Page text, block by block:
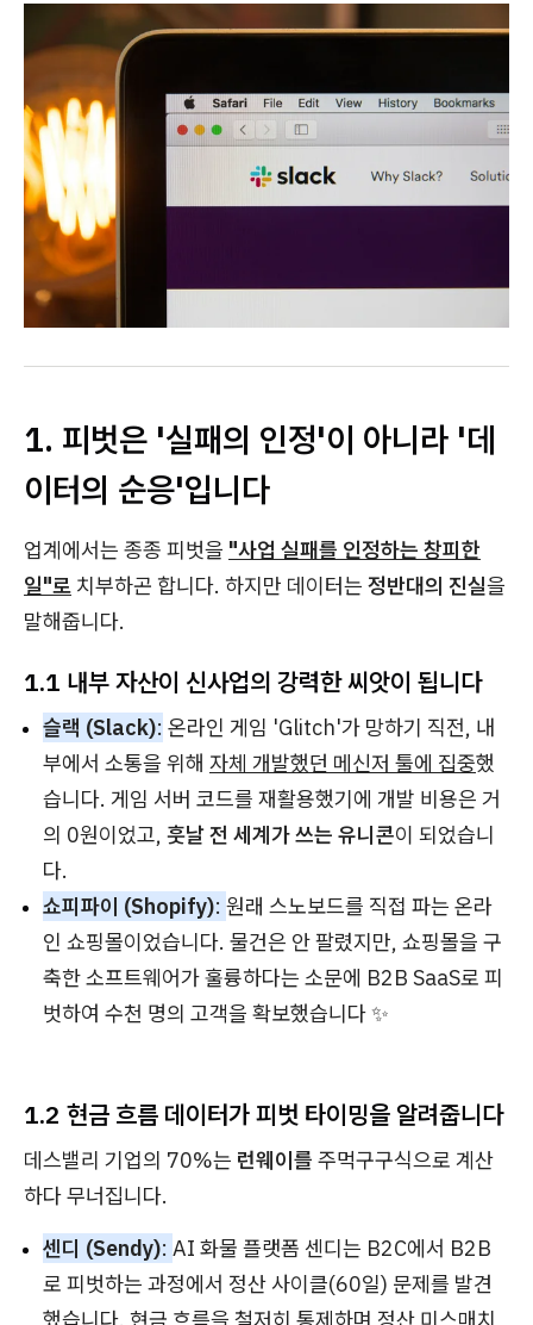
1. 피벗은 '실패의 인정'이 아니라 '데
이터의 순응'입니다
업계에서는 종종 피벗을 "사업 실패를 인정하는 창피한
일"로 치부하곤 합니다. 하지만 데이터는 정반대의 진실을
말해줍니다.
1.1 내부 자산이 신사업의 강력한 씨앗이 됩니다
슬랙 (Slack): 온라인 게임 'Glitch'가 망하기 직전, 내
부에서 소통을 위해 자체 개발했던 메신저 툴에 집중했
습니다. 게임 서버 코드를 재활용했기에 개발 비용은 거
의 0원이었고, 훗날 전 세계가 쓰는 유니콘이 되었습니
다.
쇼피파이 (Shopify): 원래 스노보드를 직접 파는 온라
인 쇼핑몰이었습니다. 물건은 안 팔렸지만, 쇼핑몰을 구
축한 소프트웨어가 훌륭하다는 소문에 B2B SaaS로 피
벗하여 수천 명의 고객을 확보했습니다 ✨
1.2 현금 흐름 데이터가 피벗 타이밍을 알려줍니다
데스밸리 기업의 70%는 런웨이를 주먹구구식으로 계산
하다 무너집니다.
센디 (Sendy): AI 화물 플랫폼 센디는 B2C에서 B2B
로 피벗하는 과정에서 정산 사이클(60일) 문제를 발견